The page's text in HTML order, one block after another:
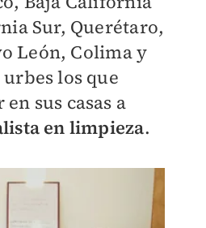
Sur, Querétaro,
León, Colima y
los que
sus casas a
en limpieza.